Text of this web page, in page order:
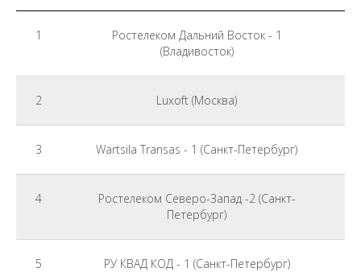
1
Ростелеком Дальний Восток - 1
(Владивосток)
2 Luxoft (Москва)
3 Wartsila Transas - 1 (Санкт-Петербург)
4
Ростелеком Северо-Запад -2 (Санкт-
Петербург)
5 РУ КВАД КОД - 1 (Санкт-Петербург)